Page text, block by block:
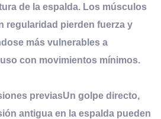
de la espalda. Los músculos
regularidad pierden fuerza y
más vulnerables a
con movimientos mínimos.
previasUn golpe directo,
antigua en la espalda pueden